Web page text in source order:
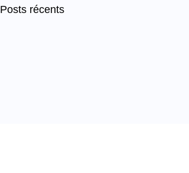
Posts récents